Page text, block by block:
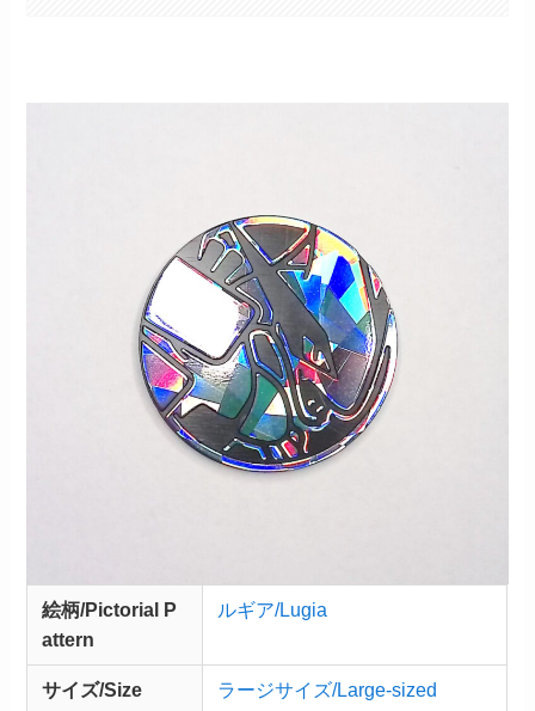
絵柄/Pictorial P
attern
ルギア/Lugia
サイズ/Size ラージサイズ/Large-sized